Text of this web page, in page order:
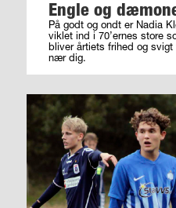
Engle og
På godt og ondt er Nadia
viklet ind i 70’ernes store
bliver årtiets frihed og
nær dig.